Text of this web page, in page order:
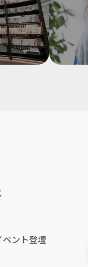
ベント登壇